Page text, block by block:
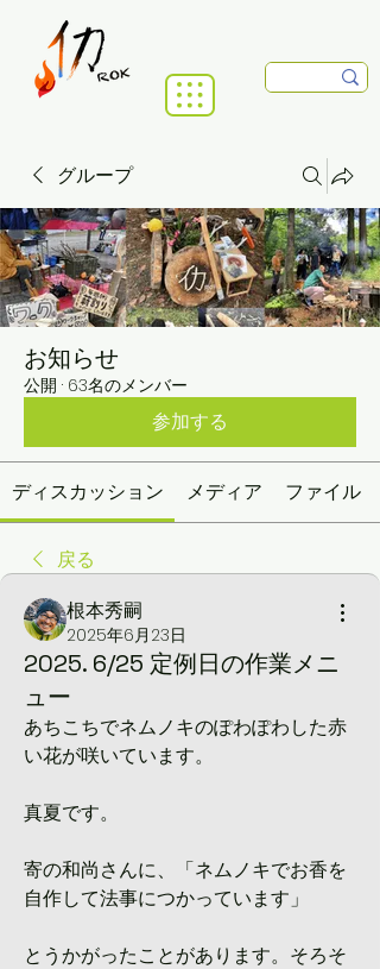
グループ
お知らせ
公開 · 63名のメンバー
参加する
ディスカッション メディア ファイル
戻る
根本秀嗣
2025年6月23日
2025. 6/25 定例日の作業メニ
ュー
あちこちでネムノキのぽわぽわした赤
い花が咲いています。
真夏です。
寄の和尚さんに、「ネムノキでお香を
自作して法事につかっています」
とうかがったことがあります。そろそ